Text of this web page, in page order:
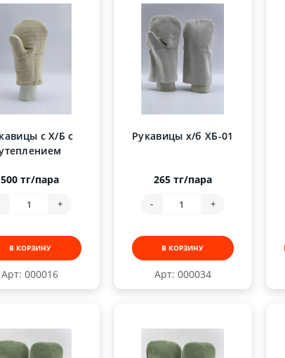
Арт: 000016
с Х/Б с
500 тг/пара
+
В КОРЗИНУ
Арт: 000034
Рукавицы х/б ХБ-01
265 тг/пара
- +
В КОРЗИНУ